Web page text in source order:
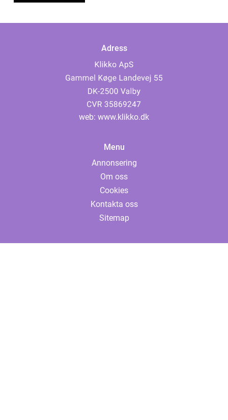
Adress
web: www.klikko.dk
Menu
Annonsering
Om oss
Cookies
Kontakta oss
Sitemap